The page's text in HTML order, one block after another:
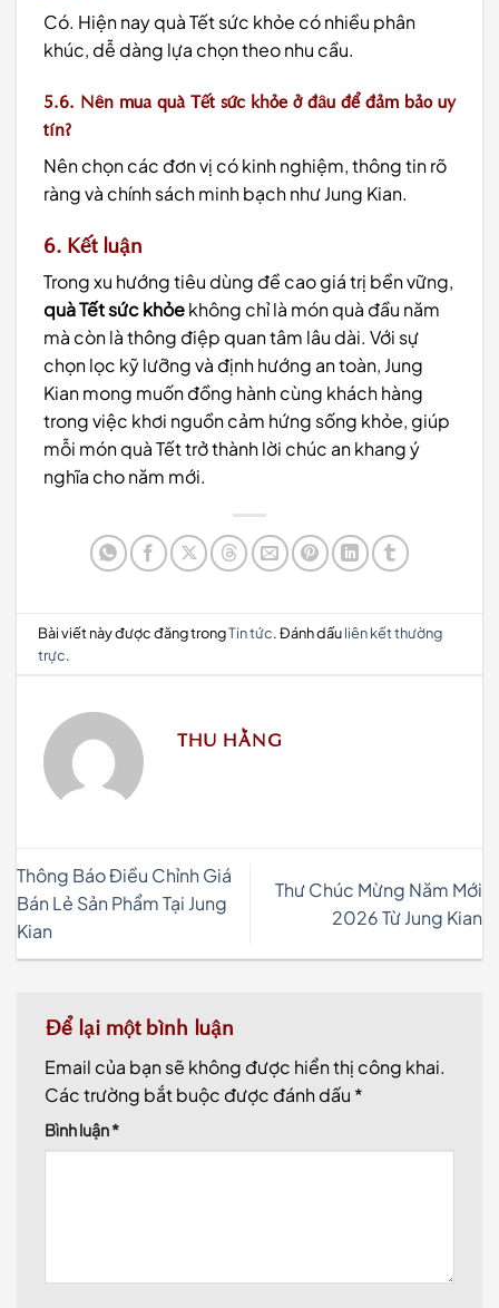
Có. Hiện nay quà Tết sức khỏe có nhiều phân
khúc, dễ dàng lựa chọn theo nhu cầu.
5.6. Nên mua quà Tết sức khỏe ở đâu để đảm bảo uy
tín?
Nên chọn các đơn vị có kinh nghiệm, thông tin rõ
ràng và chính sách minh bạch như Jung Kian.
6. Kết luận
Trong xu hướng tiêu dùng đề cao giá trị bền vững,
quà Tết sức khỏekhông chỉ là món quà đầu năm
mà còn là thông điệp quan tâm lâu dài. Với sự
chọn lọc kỹ lưỡng và định hướng an toàn, Jung
Kian mong muốn đồng hành cùng khách hàng
trong việc khơi nguồn cảm hứng sống khỏe, giúp
mỗi món quà Tết trở thành lời chúc an khang ý
nghĩa cho năm mới.
Bài viết này được đăng trongTin tức. Đánh dấuliên kết thường
trực.
THU HẰNG
Thông Báo Điều Chỉnh Giá
Bán Lẻ Sản Phẩm Tại Jung
Kian
Thư Chúc Mừng Năm Mới
2026 Từ Jung Kian
Để lại một bình luận
Email của bạn sẽ không được hiển thị công khai.
Các trường bắt buộc được đánh dấu *
Bình luận*